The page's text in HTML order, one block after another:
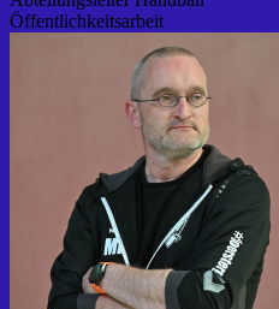
Öffentlichkeitsarbeit